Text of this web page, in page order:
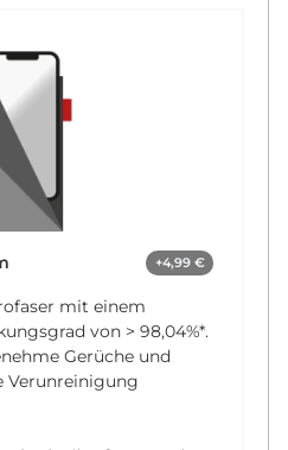
+4,99 €
mit einem
von > 98,04%*.
Gerüche und
Verunreinigung